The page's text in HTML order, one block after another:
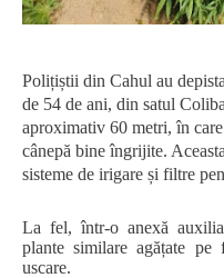
Polițiștii din Cahul au
de 54 de ani, din satul
aproximativ 60 metri, în
cânepă bine îngrijite. Aceasta
sisteme de irigare și filtre
La fel, într-o anexă
plante similare agățate
uscare.